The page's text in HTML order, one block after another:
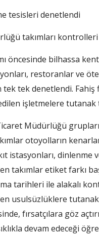
tesisleri denetlendi
takımları kontrolleri
öncesinde bilhassa
restoranlar ve
tek denetlendi. Fahiş
işletmelere tutanak
Müdürlüğü
otoyolların
istasyonları,
takımlar etiket farkı
tarihleri ile alakalı
usulsüzlüklere
fırsatçılara göz
devam edeceği